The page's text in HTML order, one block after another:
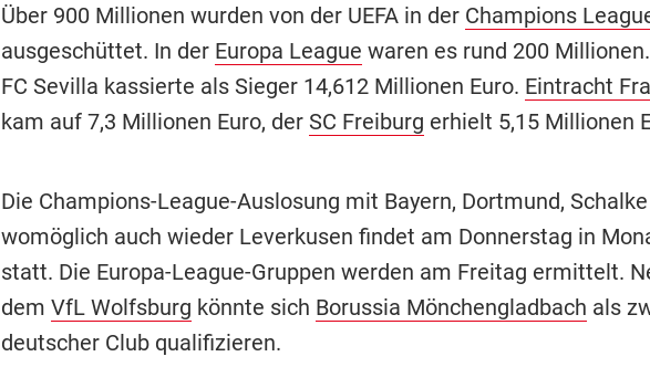
Über 900 Millionen wurden von der UEFA in der Champions
ausgeschüttet. In der Europa League waren es rund 200
FC Sevilla kassierte als Sieger 14,612 Millionen Euro. Eintracht
kam auf 7,3 Millionen Euro, der SC Freiburg erhielt 5,15 Millionen
Die Champions-League-Auslosung mit Bayern, Dortmund,
womöglich auch wieder Leverkusen findet am Donnerstag in
statt. Die Europa-League-Gruppen werden am Freitag ermittelt.
dem VfL Wolfsburg könnte sich Borussia Mönchengladbach als
deutscher Club qualifizieren.